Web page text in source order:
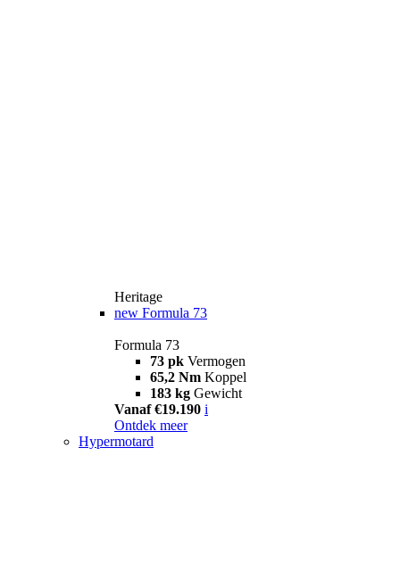
Heritage
new Formula 73
Formula 73
73 pk Vermogen
65,2 Nm Koppel
183 kg Gewicht
Vanaf €19.190 i
Ontdek meer
Hypermotard